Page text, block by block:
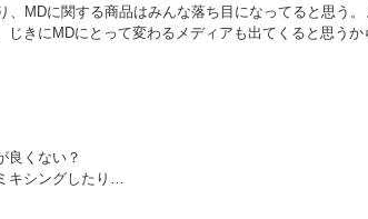
、MDに関する商品はみんな落ち目になってると思う
きにMDにとって変わるメディアも出てくると思うか
良くない？
キシングしたり…